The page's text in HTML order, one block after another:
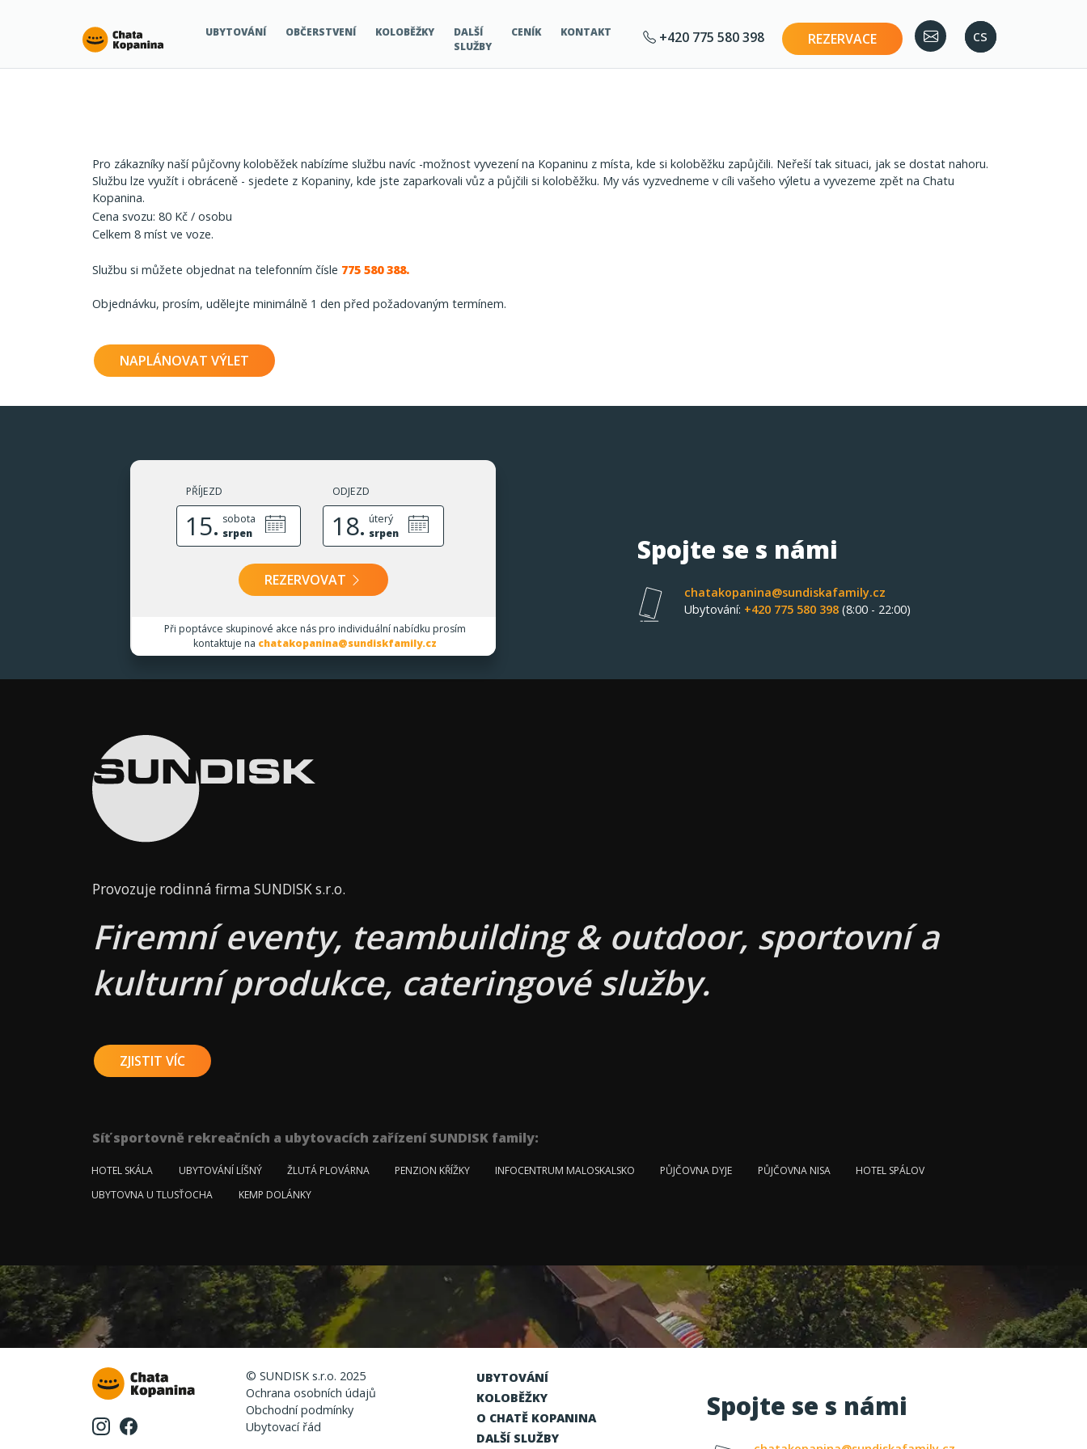
Chata Kopanina
UBYTOVÁNÍ OBČERSTVENÍ KOLOBĚŽKY
DALŠÍ
SLUŽBY
CENÍK KONTAKT +420 775 580 398 REZERVACE cs
en
Pro zákazníky naší půjčovny koloběžek nabízíme službu navíc -možnost vyvezení na Kopaninu z místa, kde si koloběžku zapůjčili. Neřeší tak situaci, jak se dostat nahoru.
Službu lze využít i obráceně - sjedete z Kopaniny, kde jste zaparkovali vůz a půjčili si koloběžku. My vás vyzvedneme v cíli vašeho výletu a vyvezeme zpět na Chatu
Kopanina.
Cena svozu: 80 Kč / osobu
Celkem 8 míst ve voze.
Službu si můžete objednat na telefonním čísle 775 580 388.
Objednávku, prosím, udělejte minimálně 1 den před požadovaným termínem.
NAPLÁNOVAT VÝLET
PŘÍJEZD
15. sobota
srpen
ODJEZD
18. úterý
srpen
REZERVOVAT
Při poptávce skupinové akce nás pro individuální nabídku prosím
kontaktuje na chatakopanina@sundiskfamily.cz
Spojte se s námi
chatakopanina@sundiskafamily.cz
Ubytování: +420 775 580 398 (8:00 - 22:00)
Provozuje rodinná firma SUNDISK s.r.o.
Firemní eventy, teambuilding & outdoor, sportovní a
kulturní produkce, cateringové služby.
ZJISTIT VÍC
Síť sportovně rekreačních a ubytovacích zařízení SUNDISK family:
HOTEL SKÁLA UBYTOVÁNÍ LÍŠNÝ ŽLUTÁ PLOVÁRNA PENZION KŘÍŽKY INFOCENTRUM MALOSKALSKO PŮJČOVNA DYJE PŮJČOVNA NISA
HOTEL SPÁLOV
UBYTOVNA U TLUSŤOCHA
KEMP DOLÁNKY
© SUNDISK s.r.o. 2025
Ochrana osobních údajů
Obchodní podmínky
Ubytovací řád
UBYTOVÁNÍ
KOLOBĚŽKY
O CHATĚ KOPANINA
DALŠÍ SLUŽBY
Spojte se s námi